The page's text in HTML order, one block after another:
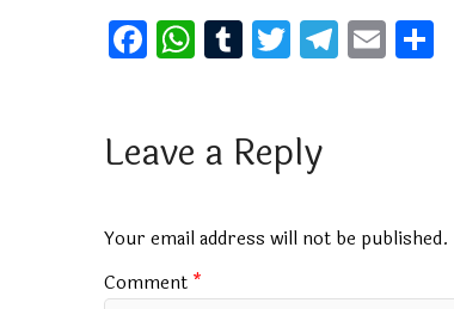
F
a
b
o
k
W
h
s
p
p
T
u
bl
T
wi
er
T
el
m
E
m
Leave a Reply
Your email address will not be published.
Comment *